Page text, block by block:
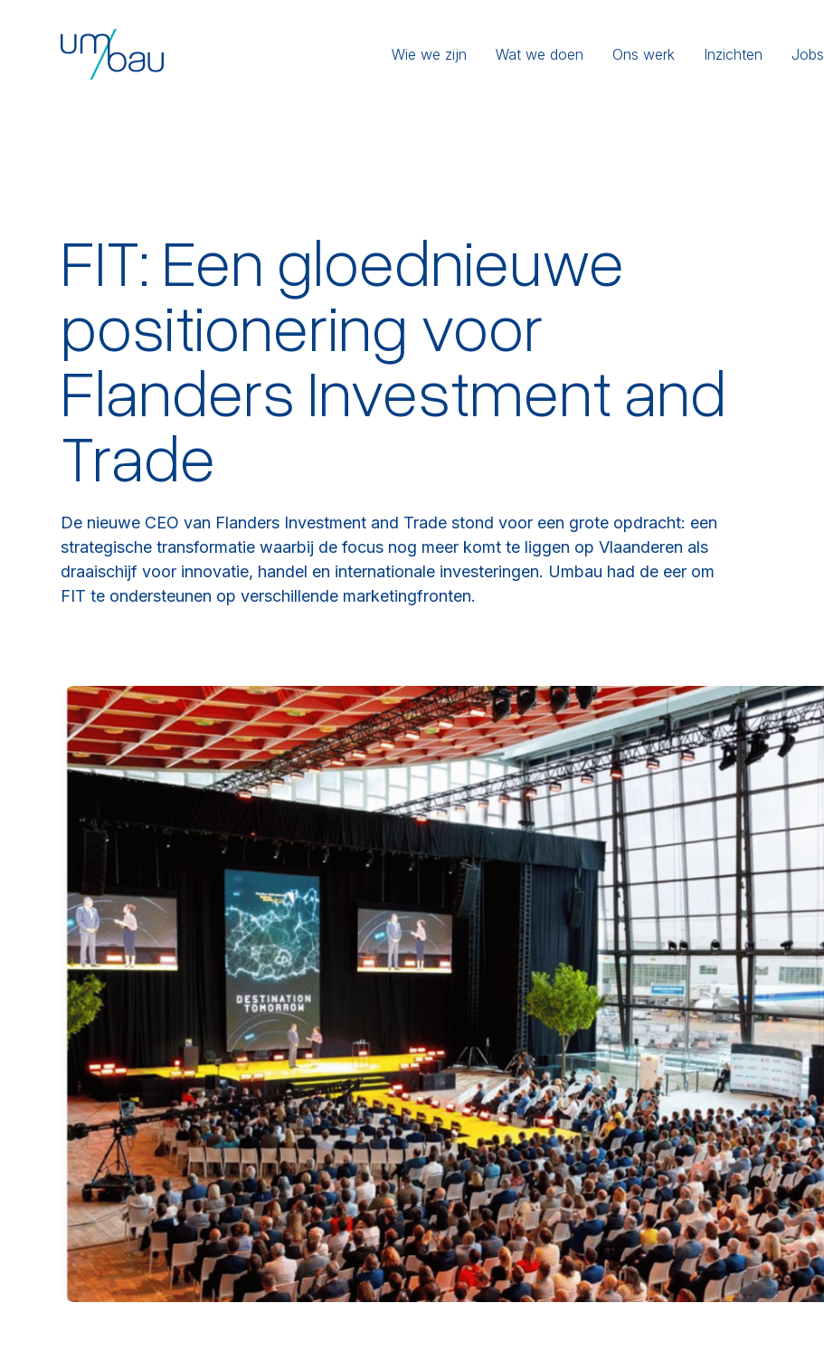
Wie we zijn Wat we doen Ons werk Inzichten Jobs
FIT: Een gloednieuwe
positionering voor
Flanders Investment and
Trade
De nieuwe CEO van Flanders Investment and Trade stond voor een grote opdracht: een
strategische transformatie waarbij de focus nog meer komt te liggen op Vlaanderen als
draaischijf voor innovatie, handel en internationale investeringen. Umbau had de eer om
FIT te ondersteunen op verschillende marketingfronten.